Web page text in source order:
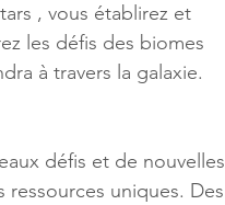
, vous établirez et
les défis des biomes
à travers la galaxie.
défis et de nouvelles
ressources uniques. Des